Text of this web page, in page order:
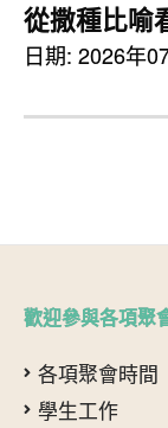
從撒種比喻
日期: 2026年
歡迎參與各項聚
各項聚會時間
學生工作